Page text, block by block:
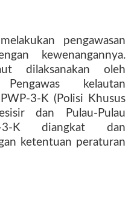
pengawasan
kewenangannya.
dilaksanakan oleh
kelautan
3-K (Polisi Khusus
dan Pulau-Pulau
3-K diangkat dan
ketentuan peraturan